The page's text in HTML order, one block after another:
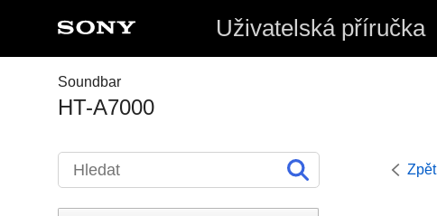
Uživatelská příručka
Soundbar
HT-A7000
Zpět